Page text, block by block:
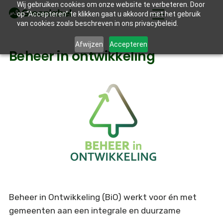
Wij gebruiken cookies om onze website te verbeteren. Door
op “Accepteren” te klikken gaat u akkoord met het gebruik
van cookies zoals beschreven in ons privacybeleid.
Afwijzen Accepteren
Beheer in ontwikkeling
Beheer in Ontwikkeling (BiO) werkt voor én met
gemeenten aan een integrale en duurzame